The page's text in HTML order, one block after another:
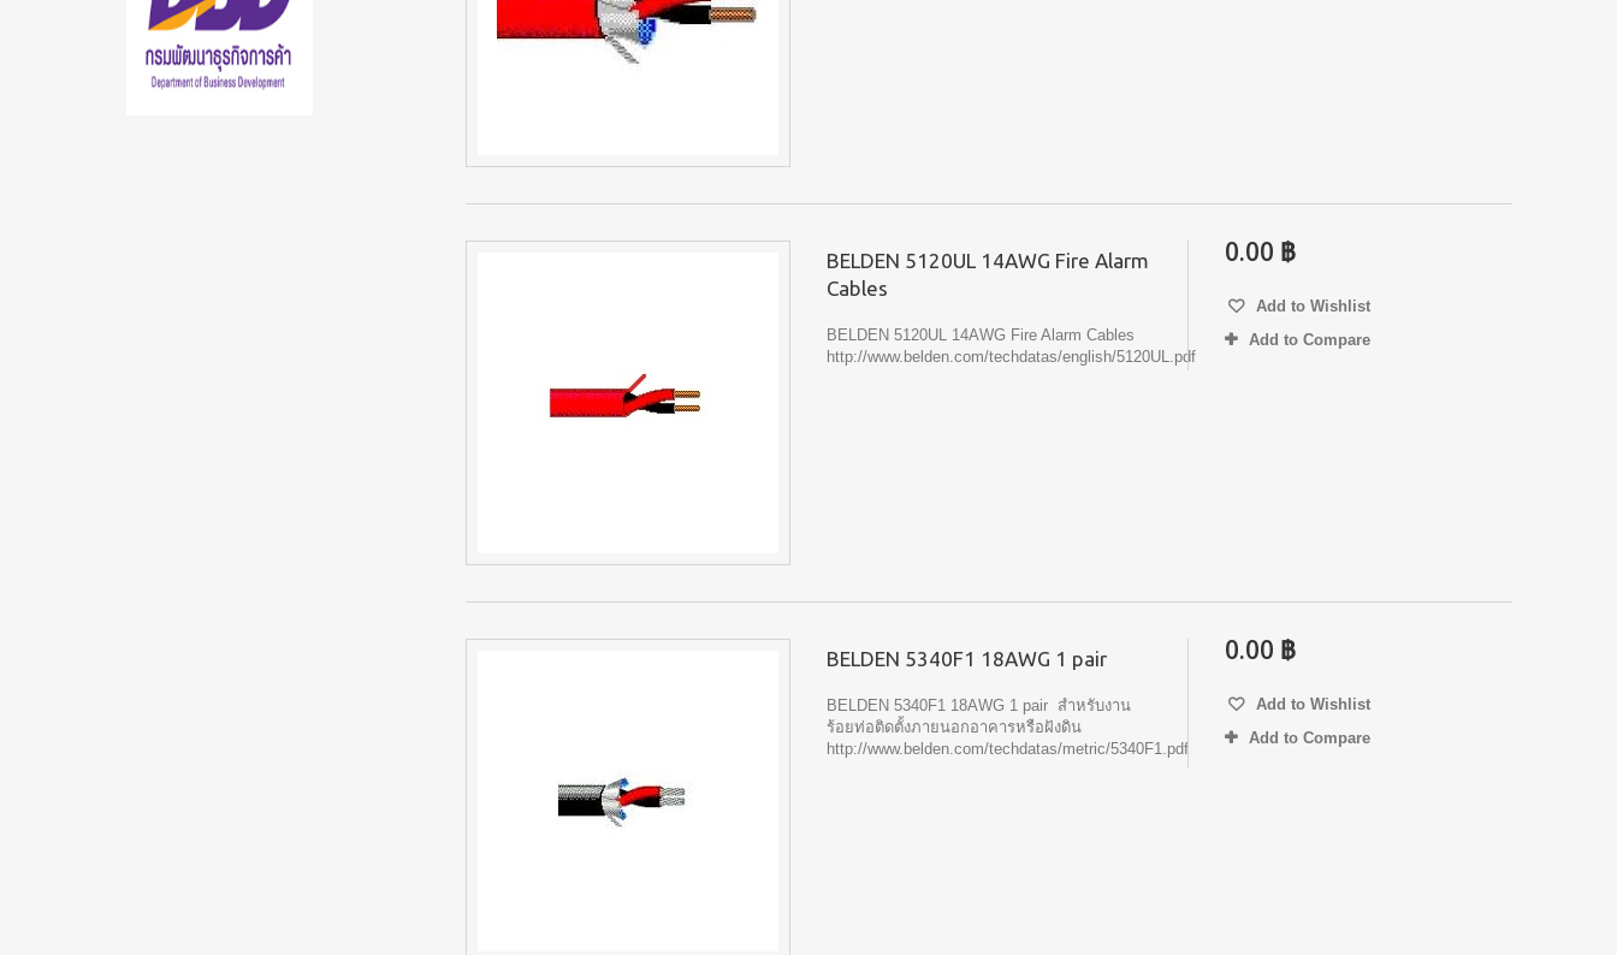
BELDEN 5120UL 14AWG Fire Alarm
Cables
BELDEN 5120UL 14AWG Fire Alarm Cables
http://www.belden.com/techdatas/english/5120UL.pdf
0.00 ฿
Add to Wishlist
Add to Compare
BELDEN 5340F1 18AWG 1 pair
BELDEN 5340F1 18AWG 1 pair สำหรับงาน
ร้อยท่อติดตั้งภายนอกอาคารหรือฝังดิน
http://www.belden.com/techdatas/metric/5340F1.pdf
0.00 ฿
Add to Wishlist
Add to Compare